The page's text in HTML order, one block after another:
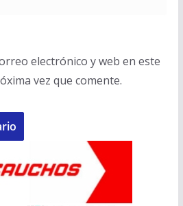
electrónico y web en este
vez que comente.